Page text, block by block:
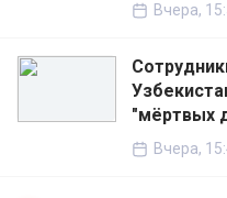
Вчера,
"мёртвых
Вчера,